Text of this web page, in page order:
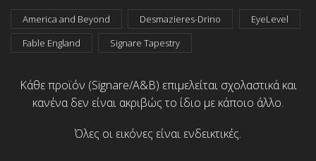
America and Beyond Desmazieres-Drino
EyeLevel
Fable England
Signare Tapestry
Κάθε προϊόν (Signare/A&B) επιμελείται σχολαστικά και
κανένα δεν είναι ακριβώς το ίδιο με κάποιο άλλο.
Όλες οι εικόνες είναι ενδεικτικές.